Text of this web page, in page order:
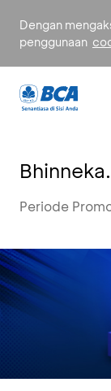
Dengan
penggunaan
Periode